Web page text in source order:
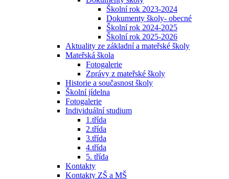
Školní rok 2023-2024
Dokumenty školy- obecné
Školní rok 2024-2025
Školní rok 2025-2026
Aktuality ze základní a mateřské školy
Mateřská škola
Fotogalerie
Zprávy z mateřské školy
Historie a současnost školy
Školní jídelna
Fotogalerie
Individuální studium
1.třída
2.třída
3.třída
4.třída
5. třída
Kontakty
Kontakty ZŠ a MŠ